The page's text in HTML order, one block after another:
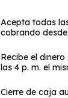
Acepta todas
cobrando
Recibe el
las 4 p. m. el
Cierre de caja